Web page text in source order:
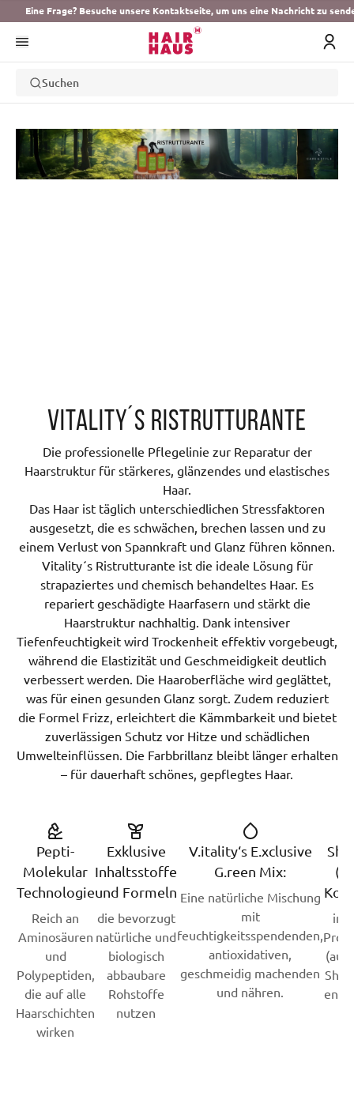
Eine Frage? Besuche unsere Kontaktseite, um uns eine Nachricht zu
Suchen
Vitality´s Ristrutturante
Die professionelle Pflegelinie zur Reparatur der
Haarstruktur für stärkeres, glänzendes und elastisches
Haar.
Das Haar ist täglich unterschiedlichen Stressfaktoren
ausgesetzt, die es schwächen, brechen lassen und zu
einem Verlust von Spannkraft und Glanz führen können.
Vitality´s Ristrutturante ist die ideale Lösung für
strapaziertes und chemisch behandeltes Haar. Es
repariert geschädigte Haarfasern und stärkt die
Haarstruktur nachhaltig. Dank intensiver
Tiefenfeuchtigkeit wird Trockenheit effektiv vorgebeugt,
während die Elastizität und Geschmeidigkeit deutlich
verbessert werden. Die Haaroberfläche wird geglättet,
was für einen gesunden Glanz sorgt. Zudem reduziert
die Formel Frizz, erleichtert die Kämmbarkeit und bietet
zuverlässigen Schutz vor Hitze und schädlichen
Umwelteinflüssen. Die Farbbrillanz bleibt länger erhalten
– für dauerhaft schönes, gepflegtes Haar.
Pepti-
Molekular
Technologie
Reich an
Aminosäuren
und
Polypeptiden,
die auf alle
Haarschichten
wirken
Exklusive
Inhaltsstoffe
und Formeln
die bevorzugt
natürliche und
biologisch
abbaubare
Rohstoffe
nutzen
V.itality‘s E.xclusive
G.reen Mix:
Eine natürliche Mischung
mit
feuchtigkeitsspendenden,
antioxidativen,
geschmeidig machenden
und nähren.
in